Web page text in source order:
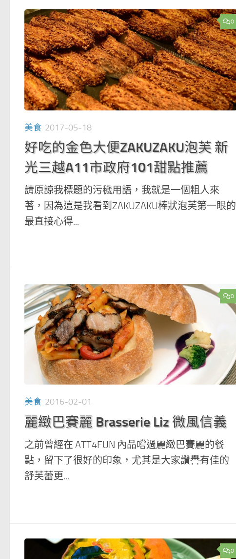
0
美食 2017-05-18
好吃的金色大便ZAKUZAKU泡芙 新
光三越A11市政府101甜點推薦
請原諒我標題的污穢用語，我就是一個粗人來
著，因為這是我看到ZAKUZAKU棒狀泡芙第一眼的
最直接心得...
0
美食 2016-02-01
麗緻巴賽麗 Brasserie Liz 微風信義
之前曾經在 ATT4FUN 內品嚐過麗緻巴賽麗的餐
點，留下了很好的印象，尤其是大家讚譽有佳的
舒芙蕾更...
0